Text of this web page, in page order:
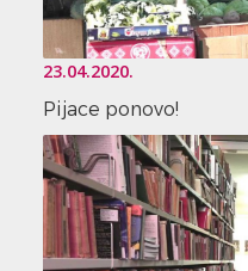
23.04.2020.
Pijace ponovo!